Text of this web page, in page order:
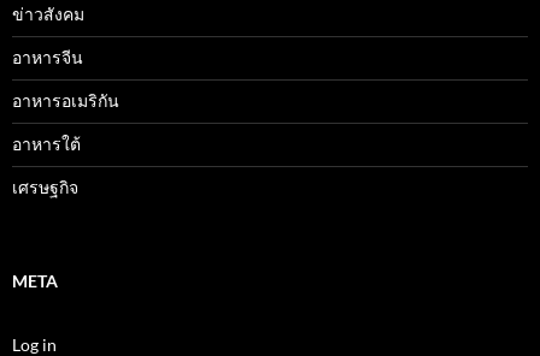
ข่าวสังคม
อาหารจีน
อาหารอเมริกัน
อาหารใต้
เศรษฐกิจ
META
Log in